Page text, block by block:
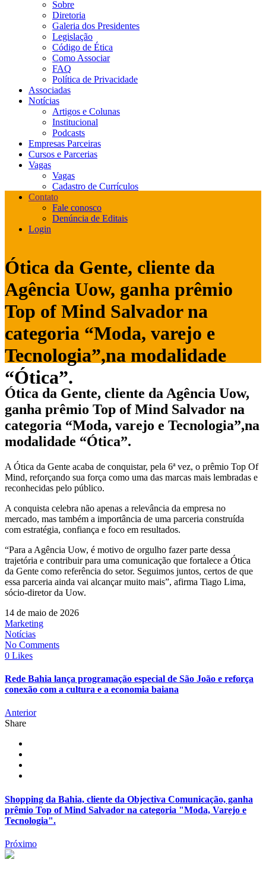
Sobre
Diretoria
Galeria dos Presidentes
Legislação
Código de Ética
Como Associar
FAQ
Política de Privacidade
Associadas
Notícias
Artigos e Colunas
Institucional
Podcasts
Empresas Parceiras
Cursos e Parcerias
Vagas
Vagas
Cadastro de Currículos
Contato
Fale conosco
Denúncia de Editais
Login
Ótica da Gente, cliente da
Agência Uow, ganha prêmio
Top of Mind Salvador na
categoria “Moda, varejo e
Tecnologia”,na modalidade
“Ótica”.
Ótica da Gente, cliente da Agência Uow,
ganha prêmio Top of Mind Salvador na
categoria “Moda, varejo e Tecnologia”,na
modalidade “Ótica”.
A Ótica da Gente acaba de conquistar, pela 6ª vez, o prêmio Top Of
Mind, reforçando sua força como uma das marcas mais lembradas e
reconhecidas pelo público.
A conquista celebra não apenas a relevância da empresa no
mercado, mas também a importância de uma parceria construída
com estratégia, confiança e foco em resultados.
“Para a Agência Uow, é motivo de orgulho fazer parte dessa
trajetória e contribuir para uma comunicação que fortalece a Ótica
da Gente como referência do setor. Seguimos juntos, certos de que
essa parceria ainda vai alcançar muito mais”, afirma Tiago Lima,
sócio-diretor da Uow.
14 de maio de 2026
Marketing
Notícias
No Comments
0 Likes
Rede Bahia lança programação especial de São João e reforça
conexão com a cultura e a economia baiana
Anterior
Share
Shopping da Bahia, cliente da Objectiva Comunicação, ganha
prêmio Top of Mind Salvador na categoria "Moda, Varejo e
Tecnologia".
Próximo